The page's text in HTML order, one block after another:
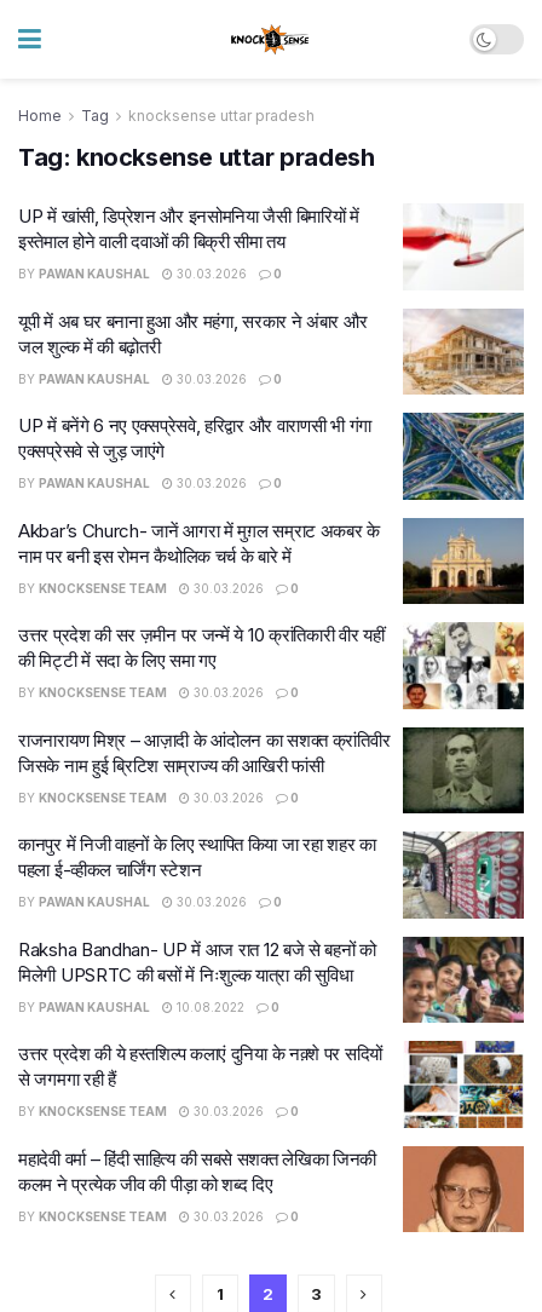
Home Tag knocksense uttar pradesh
Tag: knocksense uttar pradesh
UP में खांसी, डिप्रेशन और इनसोमनिया जैसी बिमारियों में
इस्तेमाल होने वाली दवाओं की बिक्री सीमा तय
BY PAWAN KAUSHAL 30.03.2026 0
यूपी में अब घर बनाना हुआ और महंगा, सरकार ने अंबार और
जल शुल्क में की बढ़ोतरी
BY PAWAN KAUSHAL 30.03.2026 0
UP में बनेंगे 6 नए एक्सप्रेसवे, हरिद्वार और वाराणसी भी गंगा
एक्सप्रेसवे से जुड़ जाएंगे
BY PAWAN KAUSHAL 30.03.2026 0
Akbar’s Church- जानें आगरा में मुग़ल सम्राट अकबर के
नाम पर बनी इस रोमन कैथोलिक चर्च के बारे में
BY KNOCKSENSE TEAM 30.03.2026 0
उत्तर प्रदेश की सर ज़मीन पर जन्में ये 10 क्रांतिकारी वीर यहीं
की मिट्टी में सदा के लिए समा गए
BY KNOCKSENSE TEAM 30.03.2026 0
राजनारायण मिश्र – आज़ादी के आंदोलन का सशक्त क्रांतिवीर
जिसके नाम हुई ब्रिटिश साम्राज्य की आखिरी फांसी
BY KNOCKSENSE TEAM 30.03.2026 0
कानपुर में निजी वाहनों के लिए स्थापित किया जा रहा शहर का
पहला ई-व्हीकल चार्जिंग स्टेशन
BY PAWAN KAUSHAL 30.03.2026 0
Raksha Bandhan- UP में आज रात 12 बजे से बहनों को
मिलेगी UPSRTC की बसों में निःशुल्क यात्रा की सुविधा
BY PAWAN KAUSHAL 10.08.2022 0
उत्तर प्रदेश की ये हस्तशिल्प कलाएं दुनिया के नक़्शे पर सदियों
से जगमगा रही हैं
BY KNOCKSENSE TEAM 30.03.2026 0
महादेवी वर्मा – हिंदी साहित्य की सबसे सशक्त लेखिका जिनकी
कलम ने प्रत्येक जीव की पीड़ा को शब्द दिए
BY KNOCKSENSE TEAM 30.03.2026 0
1 2 3